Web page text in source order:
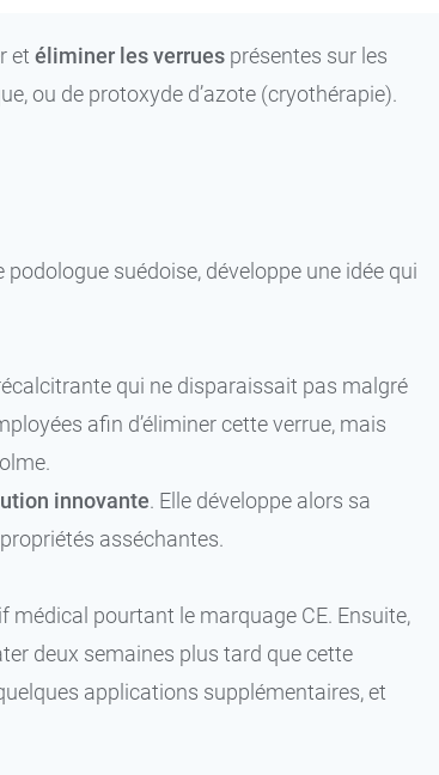
et éliminer les verruesprésentes sur les
ou de protoxyde d’azote (cryothérapie).
suédoise, développe une idée qui
qui ne disparaissait pas malgré
afin d’éliminer cette verrue, mais
innovante. Elle développe alors sa
asséchantes.
médical pourtant le marquage CE. Ensuite,
deux semaines plus tard que cette
applications supplémentaires, et